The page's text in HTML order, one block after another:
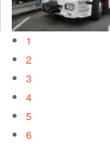
1
2
3
4
5
6